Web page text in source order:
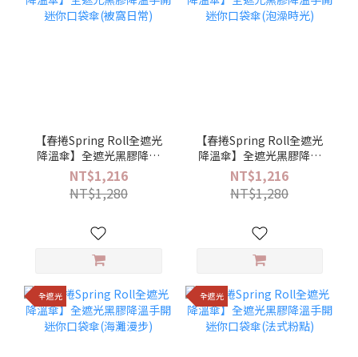
【春捲Spring Roll全遮光
降溫傘】全遮光黑膠降溫
手開迷你口袋傘(被窩日常)
NT$1,216
NT$1,280
【春捲Spring Roll全遮光
降溫傘】全遮光黑膠降溫
手開迷你口袋傘(泡澡時光)
NT$1,216
NT$1,280
全遮光 全遮光